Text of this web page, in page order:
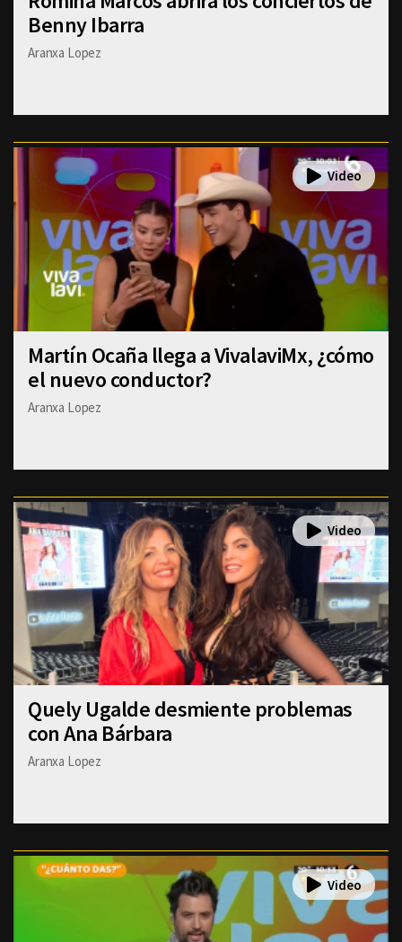
Benny Ibarra
Aranxa Lopez
Martín Ocaña llega a VivalaviMx, ¿cómo
el nuevo conductor?
Aranxa Lopez
Quely Ugalde desmiente problemas
con Ana Bárbara
Aranxa Lopez